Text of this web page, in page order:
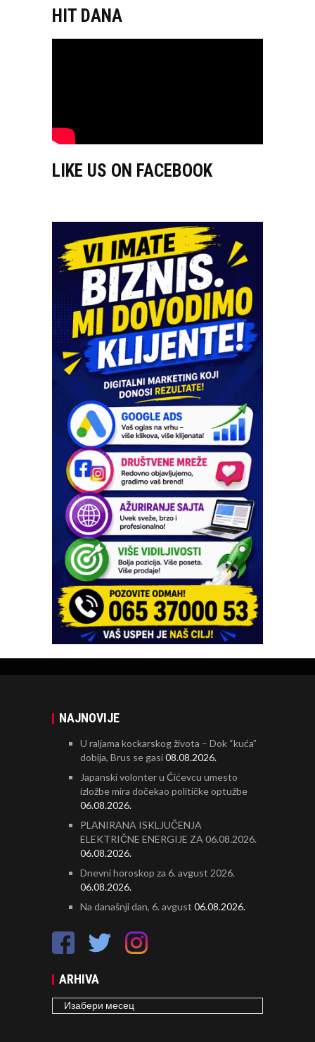
HIT DANA
LIKE US ON FACEBOOK
NAJNOVIJE
U raljama kockarskog života – Dok “kuća”
dobija, Brus se gasi08.08.2026.
Japanski volonter u Ćićevcu umesto
izložbe mira dočekao političke optužbe
06.08.2026.
PLANIRANA ISKLJUČENJA
ELEKTRIČNE ENERGIJE ZA 06.08.2026.
06.08.2026.
Dnevni horoskop za 6. avgust 2026.
06.08.2026.
Na današnji dan, 6. avgust 06.08.2026.
ARHIVA
ARHIVA